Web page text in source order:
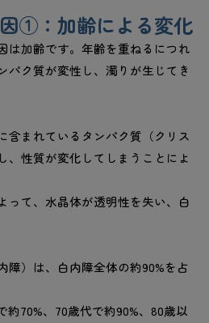
①：加齢による変化
は加齢です。年齢を重ねるにつれ
パク質が変性し、濁りが生じてき
含まれているタンパク質（クリス
、性質が変化してしまうことによ
って、水晶体が透明性を失い、白
障）は、白内障全体の約90%を占
約70%、70歳代で約90%、80歳以